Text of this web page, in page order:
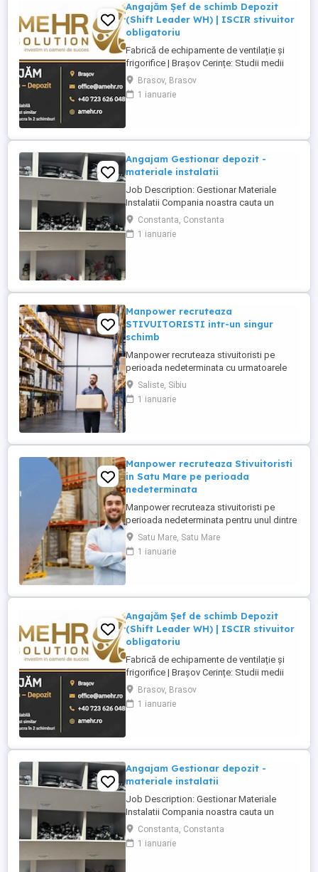
Angajăm Șef de schimb Depozit
(Shift Leader WH) | ISCIR stivuitor
obligatoriu
Fabrică de echipamente de ventilație și
frigorifice | Brașov Cerințe: Studii medii
Experiență de minimum 6 luni pe un post
similar Autorizație ISCIR valabilă pentru
operarea stivuitorului Disponibilitate
Coordonează și ...
Brasov, Brasov
1 ianuarie
Angajam Gestionar depozit -
materiale instalatii
Job Description: Gestionar Materiale
Instalatii Compania noastra cauta un
Gestionar Materiale Instalatii responsabil
si dedicat pentru a se alatura echipei
noastre din departamentul de logistica.
Constanta, Constanta
1 ianuarie
Manpower recruteaza
STIVUITORISTI intr-un singur
schimb
Manpower recruteaza stivuitoristi pe
perioada nedeterminata cu urmatoarele
beneficii: - CONTRACT PE PERIOADA
NEDETERMINATA; - 1 singur schimb:
20:00-04:30(de luni pana vineri); - salariu
concediu de odihna an; - ...
Saliste, Sibiu
1 ianuarie
Manpower recruteaza Stivuitoristi
in Satu Mare pe perioada
nedeterminata
Manpower recruteaza stivuitoristi pe
perioada nedeterminata pentru unul dintre
cei mai importanți furnizori mondiali de
componente pentru industria auto.
Responsabilitati principale: - manipularea
descarcarea camioanelor ...
Satu Mare, Satu Mare
1 ianuarie
Angajăm Șef de schimb Depozit
(Shift Leader WH) | ISCIR stivuitor
obligatoriu
Fabrică de echipamente de ventilație și
frigorifice | Brașov Cerințe: Studii medii
Experiență de minimum 6 luni pe un post
similar Autorizație ISCIR valabilă pentru
operarea stivuitorului Disponibilitate
Coordonează și ...
Brasov, Brasov
1 ianuarie
Angajam Gestionar depozit -
materiale instalatii
Job Description: Gestionar Materiale
Instalatii Compania noastra cauta un
Gestionar Materiale Instalatii responsabil
si dedicat pentru a se alatura echipei
noastre din departamentul de logistica.
Constanta, Constanta
1 ianuarie